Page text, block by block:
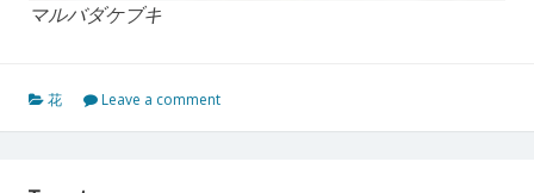
マルバダケブキ
花 Leave a comment